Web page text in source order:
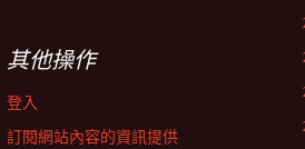
其他操作
登入
訂閱網站內容的資訊提供